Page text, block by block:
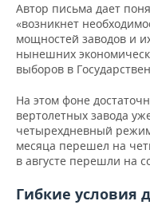
Автор письма дает
«возникнет
мощностей заводов и
нынешних
выборов в
На этом фоне
вертолетных завода
четырехдневный
месяца перешел на
в августе перешли на
Гибкие условия